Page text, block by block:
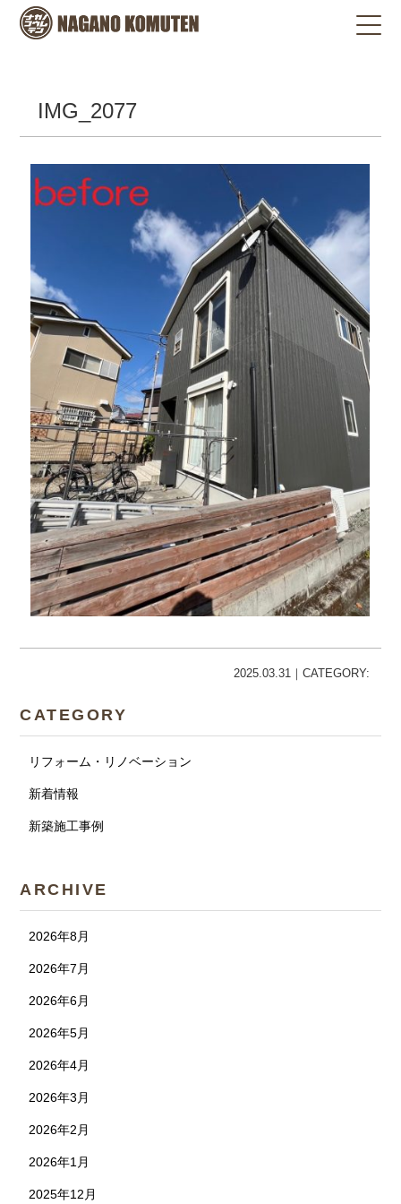
IMG_2077
2025.03.31｜CATEGORY:
CATEGORY
リフォーム・リノベーション
新着情報
新築施工事例
ARCHIVE
2026年8月
2026年7月
2026年6月
2026年5月
2026年4月
2026年3月
2026年2月
2026年1月
2025年12月